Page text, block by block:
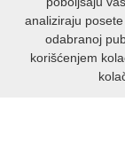
analiziraju
odabranoj
korišćenjem